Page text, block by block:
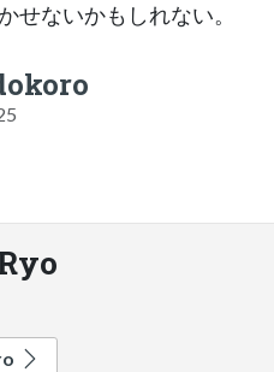
せないかもしれない。